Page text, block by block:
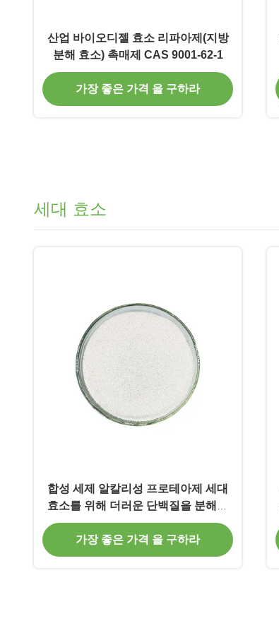
산업 바이오디젤 효소 리파아제(지방
분해 효소) 촉매제 CAS 9001-62-1
가장 좋은 가격 을 구하라
세대 효소
합성 세제 알칼리성 프로테아제 세대
효소를 위해 더러운 단백질을 분해합
니다
가장 좋은 가격 을 구하라